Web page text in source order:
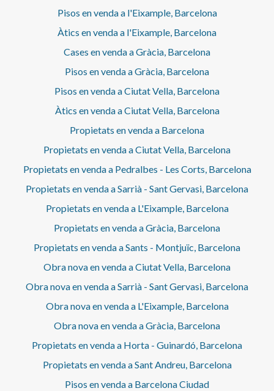
Pisos en venda a l'Eixample, Barcelona
Àtics en venda a l'Eixample, Barcelona
Cases en venda a Gràcia, Barcelona
Pisos en venda a Gràcia, Barcelona
Pisos en venda a Ciutat Vella, Barcelona
Àtics en venda a Ciutat Vella, Barcelona
Propietats en venda a Barcelona
Propietats en venda a Ciutat Vella, Barcelona
Propietats en venda a Pedralbes - Les Corts, Barcelona
Propietats en venda a Sarrià - Sant Gervasi, Barcelona
Propietats en venda a L'Eixample, Barcelona
Propietats en venda a Gràcia, Barcelona
Propietats en venda a Sants - Montjuïc, Barcelona
Obra nova en venda a Ciutat Vella, Barcelona
Obra nova en venda a Sarrià - Sant Gervasi, Barcelona
Obra nova en venda a L'Eixample, Barcelona
Obra nova en venda a Gràcia, Barcelona
Propietats en venda a Horta - Guinardó, Barcelona
Propietats en venda a Sant Andreu, Barcelona
Pisos en venda a Barcelona Ciudad